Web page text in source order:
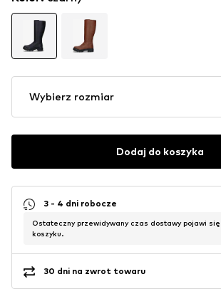
Wybierz rozmiar
Dodaj do koszyka
3 - 4 dni robocze
Ostateczny przewidywany czas dostawy pojawi się
koszyku.
30 dni na zwrot towaru